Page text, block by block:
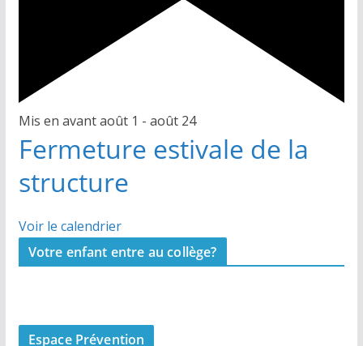
Mis en avantaoût 1 - août 24
Fermeture estivale de la
structure
Voir le calendrier
Votre enfant entre au collège?
Espace Prévention